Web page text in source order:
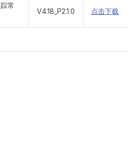
常
V4.18_P2.1.0 点击下载